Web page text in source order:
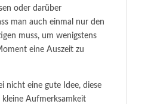
oder darüber
man auch einmal nur den
muss, um wenigstens
eine Auszeit zu
nicht eine gute Idee, diese
Aufmerksamkeit